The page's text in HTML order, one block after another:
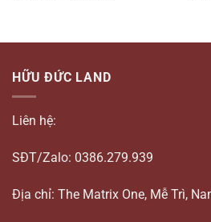
HỮU ĐỨC LAND
Liên hệ:
SĐT/Zalo: 0386.279.939
Địa chỉ: The Matrix One, Mễ Trì,